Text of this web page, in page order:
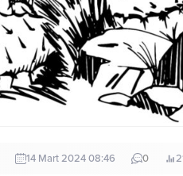
14 Mart 2024 08:46 0